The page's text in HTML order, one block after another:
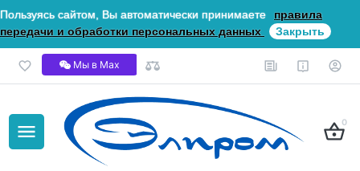
Пользуясь сайтом, Вы автоматически принимаете
правила
передачи и обработки персональных данных
Закрыть
Мы в Мах
0